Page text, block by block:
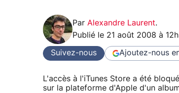
Par Alexandre Laurent.
Publié le 21 août 2008 à
Suivez-nous Ajoutez-nous
L'accès à l'iTunes Store a été
sur la plateforme d'Apple d'un